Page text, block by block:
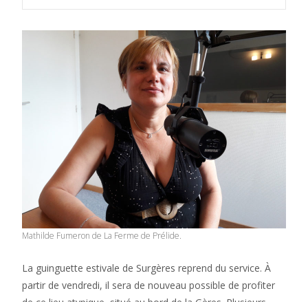
Mathilde Fumeron de La Ferme de Prélide.
La guinguette estivale de Surgères reprend du service. À
partir de vendredi, il sera de nouveau possible de profiter